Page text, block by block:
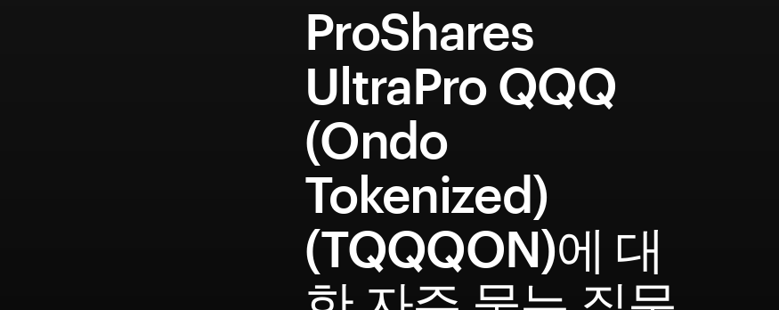
ProShares
UltraPro QQQ
(Ondo
Tokenized)
(TQQQON)에 대